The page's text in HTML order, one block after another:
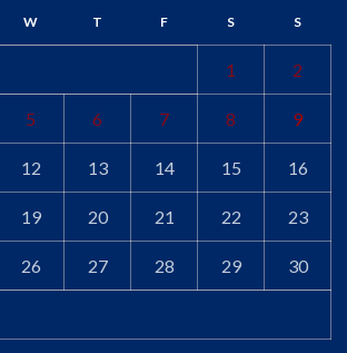
W T F S S
1 2
5 6 7 8 9
12 13 14 15 16
19 20 21 22 23
26 27 28 29 30